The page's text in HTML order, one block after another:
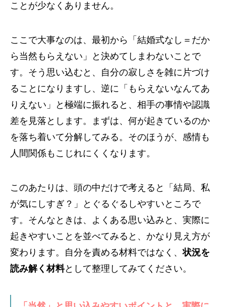
ことが少なくありません。
ここで大事なのは、最初から「結婚式なし＝だか
ら当然もらえない」と決めてしまわないことで
す。そう思い込むと、自分の寂しさを雑に片づけ
ることになりますし、逆に「もらえないなんてあ
りえない」と極端に振れると、相手の事情や認識
差を見落とします。まずは、何が起きているのか
を落ち着いて分解してみる。そのほうが、感情も
人間関係もこじれにくくなります。
このあたりは、頭の中だけで考えると「結局、私
が気にしすぎ？」とぐるぐるしやすいところで
す。そんなときは、よくある思い込みと、実際に
起きやすいことを並べてみると、かなり見え方が
変わります。自分を責める材料ではなく、状況を
読み解く材料として整理してみてください。